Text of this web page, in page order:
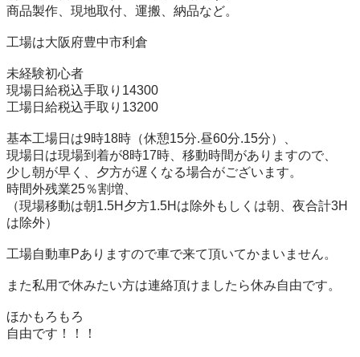
商品製作、現地取付、運搬、納品など。
工場は大阪府豊中市利倉
未経験初心者
現場日給税込手取り14300
工場日給税込手取り13200
基本工場日は9時18時（休憩15分.昼60分.15分）、
現場日は現場到着が8時17時、移動時間がありますので、
少し朝が早く、夕方が遅くなる場合がございます。
時間外残業25％割増、
（現場移動は朝1.5H夕方1.5Hは除外もしくは朝、夜合計3H
は除外）
工場自動車Pありますので車で来て頂いてかまいません。
また私用で休みたい方は連絡頂けましたら休み自由です。
ほかもろもろ
自由です！！！